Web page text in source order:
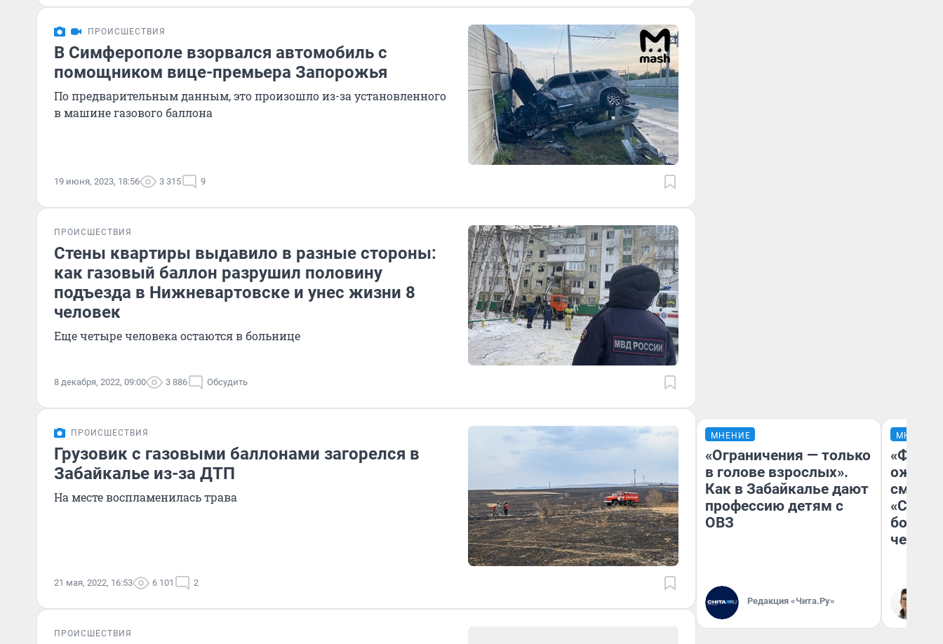
ПРОИСШЕСТВИЯ
В Симферополе взорвался автомобиль с
помощником вице-премьера Запорожья
По предварительным данным, это произошло из-за установленного
в машине газового баллона
19 июня, 2023, 18:56 3 315 9
ПРОИСШЕСТВИЯ
Стены квартиры выдавило в разные стороны:
как газовый баллон разрушил половину
подъезда в Нижневартовске и унес жизни 8
человек
Еще четыре человека остаются в больнице
8 декабря, 2022, 09:00 3 886 Обсудить
ПРОИСШЕСТВИЯ
Грузовик с газовыми баллонами загорелся в
Забайкалье из-за ДТП
На месте воспламенилась трава
21 мая, 2022, 16:53 6 101 2
ПРОИСШЕСТВИЯ
МНЕНИЕ
«Ограничения — только
в голове взрослых».
Как в Забайкалье дают
профессию детям с
ОВЗ
Редакция «Чита.Ру»
МНЕНИЕ